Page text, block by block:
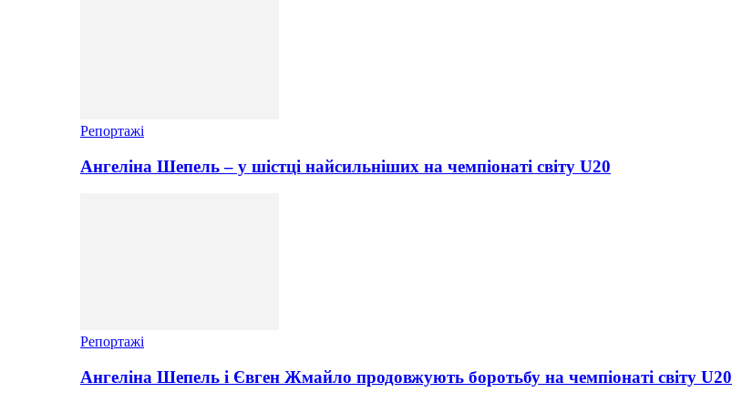
Репортажі
Ангеліна Шепель – у шістці найсильніших на чемпіонаті світу U20
Репортажі
Ангеліна Шепель і Євген Жмайло продовжують боротьбу на чемпіонаті світу U20